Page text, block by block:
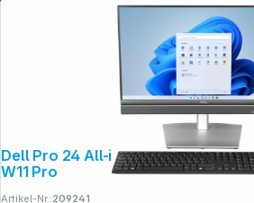
Dell Pro 24 All-in-One QC24251 CU5 16GB 512GB SSD
W11 Pro
Artikel-Nr.:209241